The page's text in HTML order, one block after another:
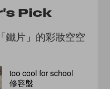
Pick
鐵片」的彩妝空空
too cool for school
修容盤